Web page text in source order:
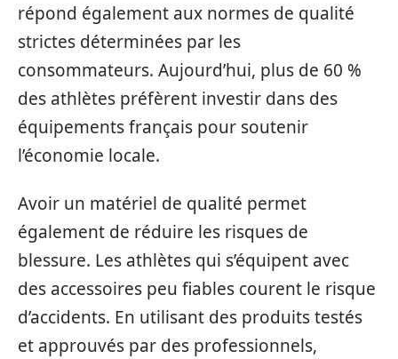
répond également aux normes de qualité
strictes déterminées par les
consommateurs. Aujourd’hui, plus de 60 %
des athlètes préfèrent investir dans des
équipements français pour soutenir
l’économie locale.
Avoir un matériel de qualité permet
également de réduire les risques de
blessure. Les athlètes qui s’équipent avec
des accessoires peu fiables courent le risque
d’accidents. En utilisant des produits testés
et approuvés par des professionnels,